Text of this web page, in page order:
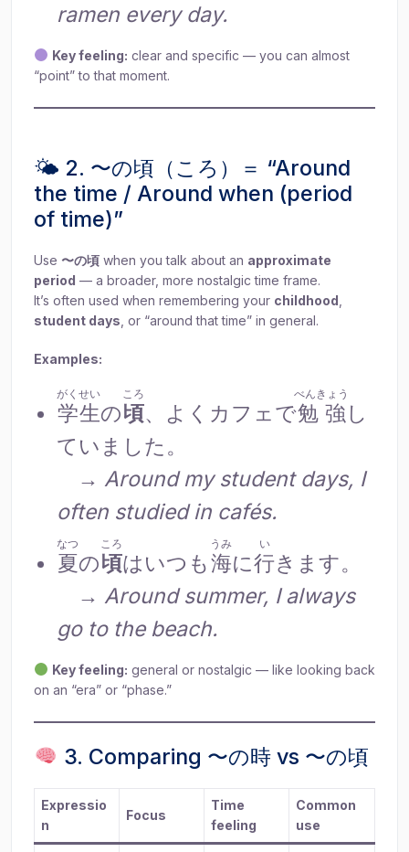
ramen every day.
Key feeling: clear and specific — you can almost
“point” to that moment.
🌤 2. 〜の頃（ころ）＝ “Around
the time / Around when (period
of time)”
Use 〜の頃 when you talk about an approximate
period — a broader, more nostalgic time frame.
It’s often used when remembering your childhood
student days , or “around that time” in general.
Examples:
学生
がくせい
の頃
ころ
、よくカフェで勉強
べんきょう
し
ていました。
→ Around my student days, I
often studied in cafés.
夏
なつ
の頃
ころ
はいつも海
うみ
に行
い
きます。
→ Around summer, I always
go to the beach.
Key feeling: general or nostalgic — like looking back
on an “era” or “phase.”
3. Comparing 〜の時 vs 〜の頃
Expressio
n
Focus
Time
feeling
Common
use